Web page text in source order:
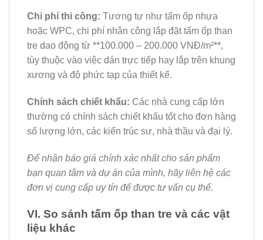
Chi phí thi công: Tương tự như tấm ốp nhựa
hoặc WPC, chi phí nhân công lắp đặt tấm ốp than
tre dao động từ **100.000 – 200.000 VNĐ/m²**,
tùy thuộc vào việc dán trực tiếp hay lắp trên khung
xương và độ phức tạp của thiết kế.
Chính sách chiết khấu: Các nhà cung cấp lớn
thường có chính sách chiết khấu tốt cho đơn hàng
số lượng lớn, các kiến trúc sư, nhà thầu và đại lý.
Để nhận báo giá chính xác nhất cho sản phẩm
bạn quan tâm và dự án của mình, hãy liên hệ các
đơn vị cung cấp uy tín để được tư vấn cụ thể.
VI. So sánh tấm ốp than tre và các vật
liệu khác